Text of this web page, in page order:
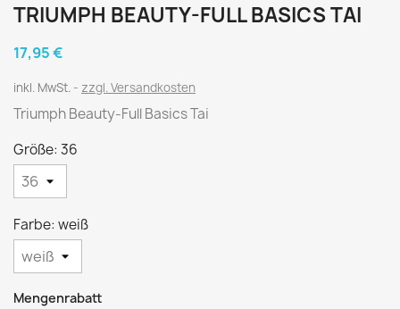
TRIUMPH BEAUTY-FULL BASICS TAI
17,95 €
inkl. MwSt. zzgl. Versandkosten
Triumph Beauty-Full Basics Tai
Größe: 36
Farbe: weiß
Mengenrabatt